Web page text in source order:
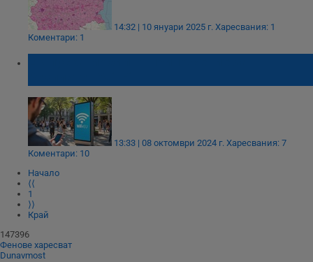
14:32 | 10 януари 2025 г. Харесвания: 1
Коментари: 1
13:33 | 08 октомври 2024 г. Харесвания: 7
Коментари: 10
Начало
⟨⟨
1
⟩⟩
Край
147396
Фенове харесват
Dunavmost